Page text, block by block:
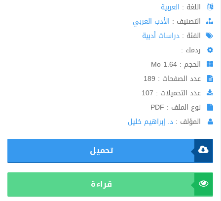
اللغة : العربية
اﻟﺘﺼﻨﻴﻒ : الأدب العربي
الفئة : دراسات أدبية
ردمك :
الحجم : 1.64 Mo
عدد الصفحات : 189
عدد التحميلات : 107
نوع الملف : PDF
المؤلف : د. إبراهيم خليل
تحميل
قراءة